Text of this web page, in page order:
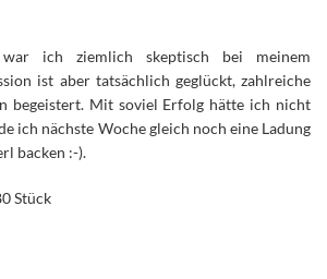
war ich ziemlich skeptisch bei meinem
ist aber tatsächlich geglückt, zahlreiche
begeistert. Mit soviel Erfolg hätte ich nicht
ich nächste Woche gleich noch eine Ladung
backen :-).
Stück